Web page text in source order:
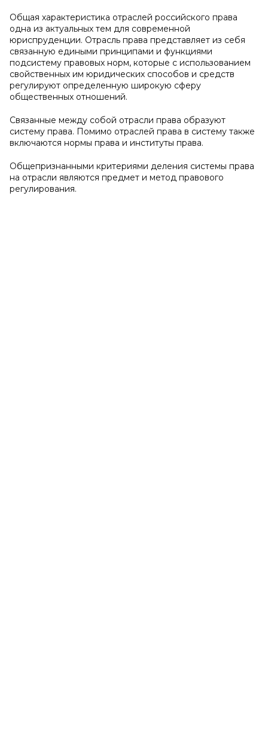
Общая характеристика отраслей российского права
одна из актуальных тем для современной
юриспруденции. Отрасль права представляет из себя
связанную едиными принципами и функциями
подсистему правовых норм, которые с использованием
свойственных им юридических способов и средств
регулируют определенную широкую сферу
общественных отношений.
Связанные между собой отрасли права образуют
систему права. Помимо отраслей права в систему также
включаются нормы права и институты права.
Общепризнанными критериями деления системы права
на отрасли являются предмет и метод правового
регулирования.